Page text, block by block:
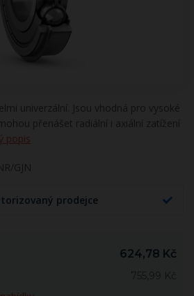
univerzální. Jsou vhodná pro vysoké
přenášet radiální i axiální zatížení
popis
GJN
prodejce
624,78 Kč
755,99 Kč